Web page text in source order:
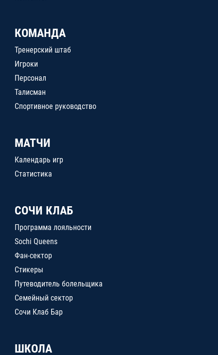
КОМАНДА
Тренерский штаб
Игроки
Персонал
Талисман
Спортивное руководство
МАТЧИ
Календарь игр
Статистика
СОЧИ КЛАБ
Программа лояльности
Sochi Queens
Фан-сектор
Стикеры
Путеводитель болельщика
Семейный сектор
Сочи Клаб Бар
ШКОЛА